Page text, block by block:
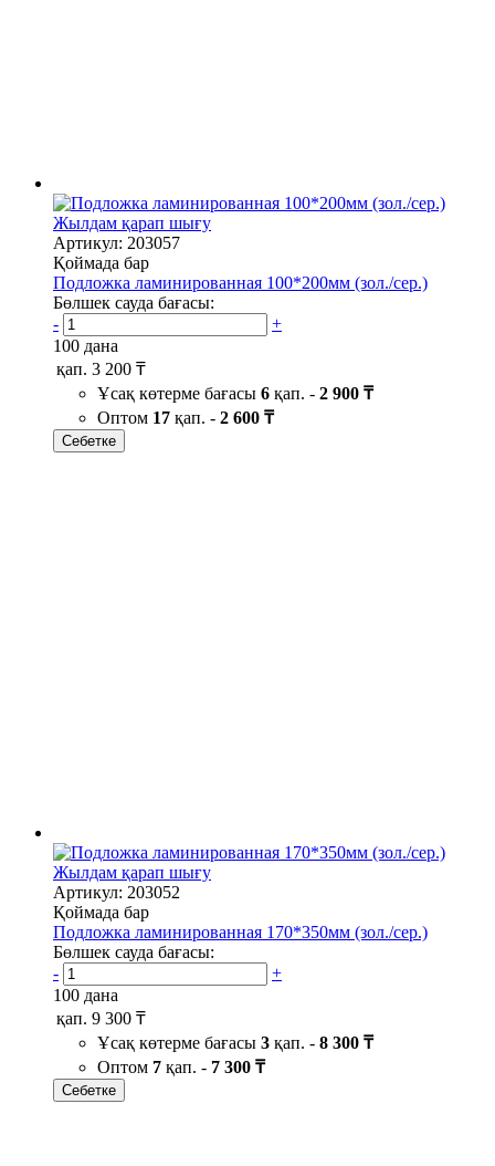
Жылдам қарап шығу
Артикул: 203057
Қоймада бар
Подложка ламинированная 100*200мм (зол./сер.)
Бөлшек сауда бағасы:
-
+
100 дана
қап. 3 200 ₸
Ұсақ көтерме бағасы 6 қап. - 2 900 ₸
Оптом 17 қап. - 2 600 ₸
Себетке
Жылдам қарап шығу
Артикул: 203052
Қоймада бар
Подложка ламинированная 170*350мм (зол./сер.)
Бөлшек сауда бағасы:
-
+
100 дана
қап. 9 300 ₸
Ұсақ көтерме бағасы 3 қап. - 8 300 ₸
Оптом 7 қап. - 7 300 ₸
Себетке